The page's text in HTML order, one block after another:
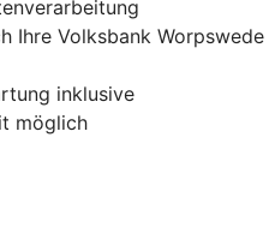
Ihre Volksbank Worpswede
inklusive
möglich